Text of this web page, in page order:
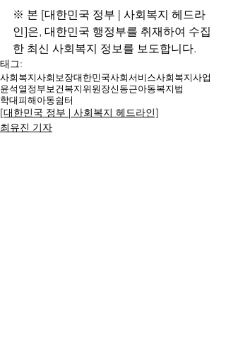
※ 본 [대한민국 정부 | 사회복지 헤드라
인]은, 대한민국 행정부를 취재하여 수집
한 최신 사회복지 정보를 보도합니다.
태그:
사회복지사회보장대한민국사회서비스사회복지사업
윤석열정부보건복지위원장신동근아동복지법
학대피해아동쉼터
[대한민국 정부 | 사회복지 헤드라인]
최유진 기자